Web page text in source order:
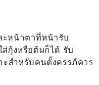
ะหน้าตาที่หน้ารับ
กุ้งหรือต้มก็ได้ รับ
ะสำหรับคนตั้งครรภ์ควร